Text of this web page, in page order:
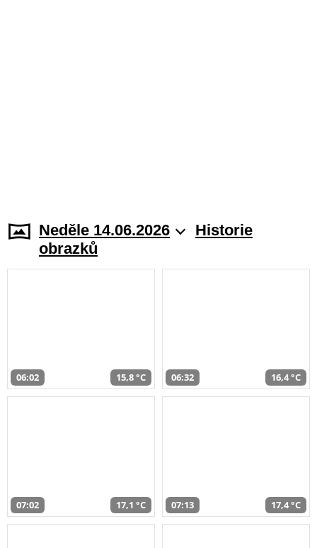
Neděle 14.06.2026
Historie
obrazků
06:02 15,8 °C 06:32 16,4 °C
07:02 17,1 °C 07:13 17,4 °C